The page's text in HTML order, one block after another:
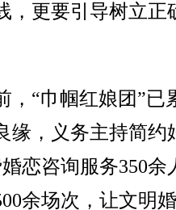
，更要引导树立正
“巾帼红娘团”已
缘，义务主持简约
恋咨询服务350余
余场次，让文明